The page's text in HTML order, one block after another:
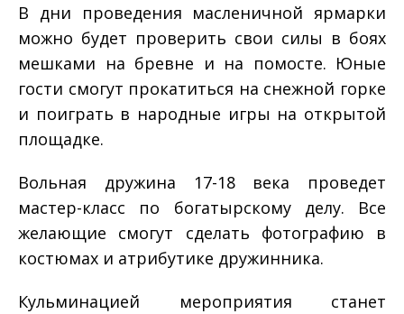
В дни проведения масленичной ярмарки
можно будет проверить свои силы в боях
мешками на бревне и на помосте. Юные
гости смогут прокатиться на снежной горке
и поиграть в народные игры на открытой
площадке.
Вольная дружина 17-18 века проведет
мастер-класс по богатырскому делу. Все
желающие смогут сделать фотографию в
костюмах и атрибутике дружинника.
Кульминацией мероприятия станет